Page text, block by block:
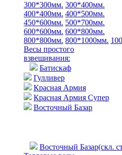
300*300мм. 300*400мм.
400*400мм. 400*500мм.
450*600мм. 500*700мм.
600*600мм. 600*800мм.
800*800мм. 800*1000мм.
Весы простого
взвешивания:
Батискаф
Гулливер
Красная Армия
Красная Армия Супер
Восточный Базар
Восточный Базар(скл.